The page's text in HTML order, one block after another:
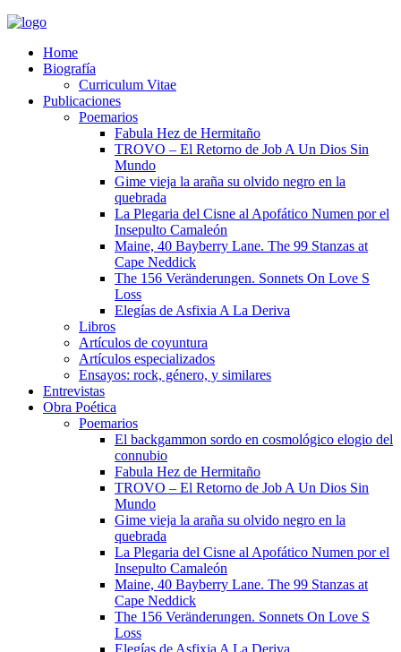
Home
Biografía
Curriculum Vitae​
Publicaciones
Poemarios
Fabula Hez de Hermitaño
TROVO – El Retorno de Job A Un Dios Sin
Mundo
Gime vieja la araña su olvido negro en la
quebrada
La Plegaria del Cisne al Apofático Numen por el
Insepulto Camaleón
Maine, 40 Bayberry Lane. The 99 Stanzas at
Cape Neddick
The 156 Veränderungen. Sonnets On Love S
Loss
Elegías de Asfixia A La Deriva
Libros
Artículos de coyuntura
Artículos especializados
Ensayos: rock, género, y similares
Entrevistas
Obra Poética
Poemarios
El backgammon sordo en cosmológico elogio del
connubio
Fabula Hez de Hermitaño
TROVO – El Retorno de Job A Un Dios Sin
Mundo
Gime vieja la araña su olvido negro en la
quebrada
La Plegaria del Cisne al Apofático Numen por el
Insepulto Camaleón
Maine, 40 Bayberry Lane. The 99 Stanzas at
Cape Neddick
The 156 Veränderungen. Sonnets On Love S
Loss
Elegías de Asfixia A La Deriva